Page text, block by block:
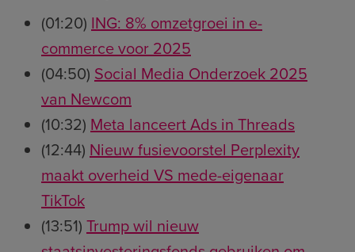
(01:20) ING: 8% omzetgroei in e-
commerce voor 2025
(04:50) Social Media Onderzoek 2025
van Newcom
(10:32) Meta lanceert Ads in Threads
(12:44) Nieuw fusievoorstel Perplexity
maakt overheid VS mede-eigenaar
TikTok
(13:51) Trump wil nieuw